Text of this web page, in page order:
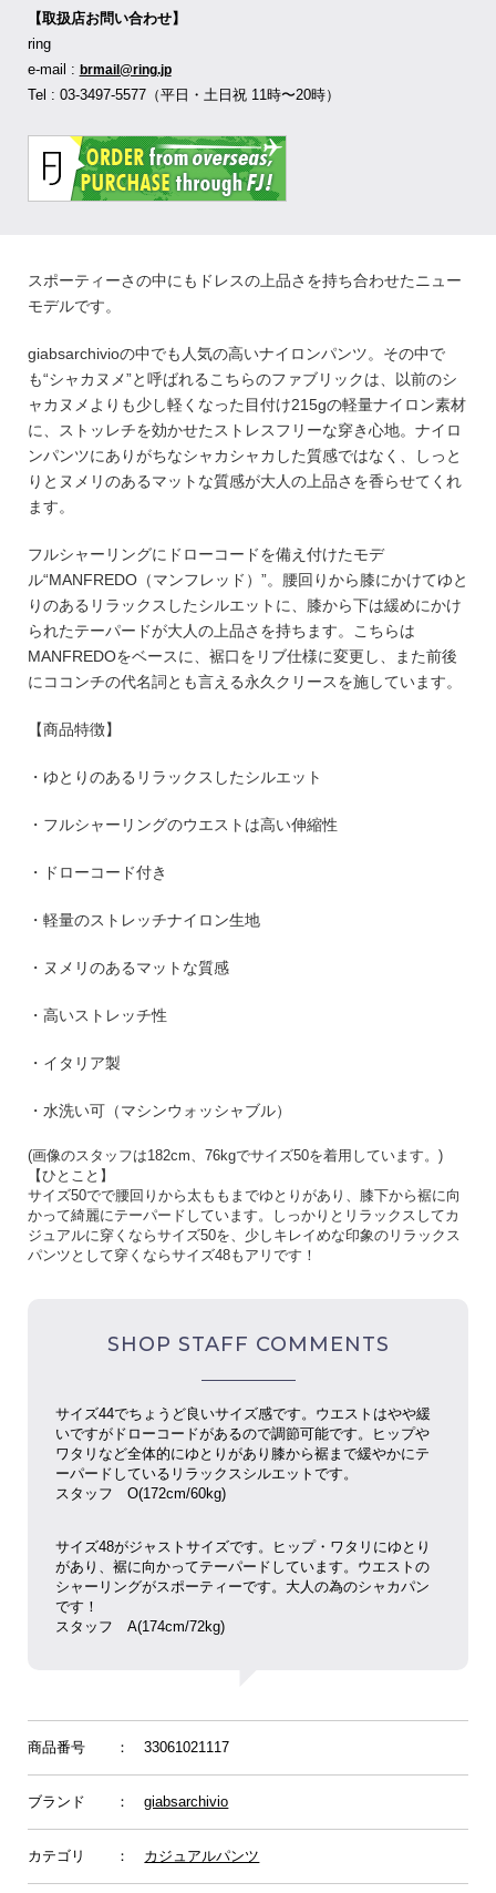
【取扱店お問い合わせ】
ring
e-mail : brmail@ring.jp
Tel : 03-3497-5577（平日・土日祝 11時〜20時）
スポーティーさの中にもドレスの上品さを持ち合わせたニュー
モデルです。
giabsarchivioの中でも人気の高いナイロンパンツ。その中で
も“シャカヌメ”と呼ばれるこちらのファブリックは、以前のシ
ャカヌメよりも少し軽くなった目付け215gの軽量ナイロン素材
に、ストッレチを効かせたストレスフリーな穿き心地。ナイロ
ンパンツにありがちなシャカシャカした質感ではなく、しっと
りとヌメリのあるマットな質感が大人の上品さを香らせてくれ
ます。
フルシャーリングにドローコードを備え付けたモデ
ル“MANFREDO（マンフレッド）”。腰回りから膝にかけてゆと
りのあるリラックスしたシルエットに、膝から下は緩めにかけ
られたテーパードが大人の上品さを持ちます。こちらは
MANFREDOをベースに、裾口をリブ仕様に変更し、また前後
にココンチの代名詞とも言える永久クリースを施しています。
【商品特徴】
・ゆとりのあるリラックスしたシルエット
・フルシャーリングのウエストは高い伸縮性
・ドローコード付き
・軽量のストレッチナイロン生地
・ヌメリのあるマットな質感
・高いストレッチ性
・イタリア製
・水洗い可（マシンウォッシャブル）
(画像のスタッフは182cm、 76kgでサイズ50を着用しています。 )
【ひとこと】
サイズ50でで腰回りから太ももまでゆとりがあり、膝下から裾に向
かって綺麗にテーパードしています。しっかりとリラックスしてカ
ジュアルに穿くならサイズ50を、少しキレイめな印象のリラックス
パンツとして穿くならサイズ48もアリです！
SHOP STAFF COMMENTS
サイズ44でちょうど良いサイズ感です。ウエストはやや緩
いですがドローコードがあるので調節可能です。ヒップや
ワタリなど全体的にゆとりがあり膝から裾まで緩やかにテ
ーパードしているリラックスシルエットです。
スタッフ O(172cm/60kg)
サイズ48がジャストサイズです。ヒップ・ワタリにゆとり
があり、裾に向かってテーパードしています。ウエストの
シャーリングがスポーティーです。大人の為のシャカパン
です！
スタッフ A(174cm/72kg)
商品番号 ： 33061021117
ブランド ：giabsarchivio
カテゴリ ： カジュアルパンツ